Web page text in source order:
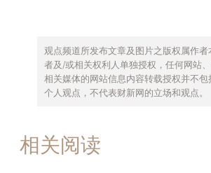
观点频道所发布文章及图片之版权属作
者及/或相关权利人单独授权，任何网站
相关媒体的网站信息内容转载授权并不
个人观点，不代表财新网的立场和观点。
相关阅读